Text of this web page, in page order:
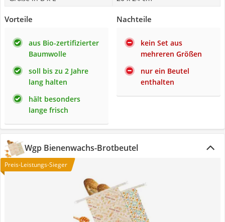
Vorteile
aus Bio-zertifizierter
Baumwolle
soll bis zu 2 Jahre
lang halten
hält besonders
lange frisch
Nachteile
kein Set aus
mehreren Größen
nur ein Beutel
enthalten
Wgp Bienenwachs-Brotbeutel
Preis-Leistungs-Sieger